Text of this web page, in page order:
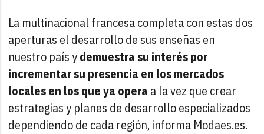
La multinacional francesa completa con estas dos
aperturas el desarrollo de sus enseñas en
nuestro país ydemuestra su interés por
incrementar su presencia en los mercados
locales en los que ya opera a la vez que crear
estrategias y planes de desarrollo especializados
dependiendo de cada región, informa Modaes.es.